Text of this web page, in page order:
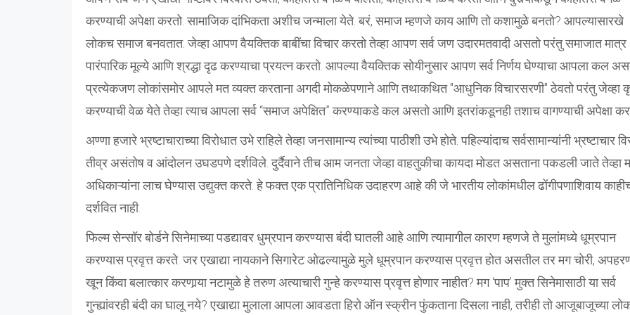
करण्याची अपेक्षा करतो. सामाजिक दांभिकता अशीच जन्माला येते. बरं, समाज म्हणजे काय आणि तो कशामुळे बनतो? आपल्यासारखे
लोकच समाज बनवतात. जेव्हा आपण वैयक्तिक बाबींचा विचार करतो तेव्हा आपण सर्व जण उदारमतवादी असतो परंतु समाजात मात्र
पारंपारिक मूल्ये आणि श्रद्धा दृढ करण्याचा प्रयत्न करतो. आपल्या वैयक्तिक सोयीनुसार आपण सर्व निर्णय घेण्याचा आपला कल
प्रत्येकजण लोकांसमोर आपले मत व्यक्त करताना अगदी मोकळेपणाने आणि तथाकथित "आधुनिक विचारसरणी" ठेवतो परंतु जेव्हा
करण्याची वेळ येते तेव्हा त्याच आपला सर्व “समाज अपेक्षित” करण्याकडे कल असतो आणि इतरांकडूनही तशाच वागण्याची अपेक्षा
अण्णा हजारे भ्रष्टाचाराच्या विरोधात उभे राहिले तेव्हा जनसामान्य त्यांच्या पाठीशी उभे होते. पहिल्यांदाच सर्वसामान्यांनी भ्रष्टाचार
तीव्र असंतोष व आंदोलन उघडपणे दर्शविले. दुर्दैवाने तीच आम जनता जेव्हा वाहतुकीचा कायदा मोडत असताना पकडली जाते तेव्हा
अधिकाऱ्यांना लाच घेण्यास उद्युक्त करते. हे फक्त एक प्रातिनिधिक उदाहरण आहे की जे भारतीय लोकांमधील ढोंगीपणाशिवाय
दर्शवित नाही.
फिल्म सेन्सॉर बोर्डने सिनेमाच्या पडद्यावर धुम्रपान करण्यास बंदी घातली आहे आणि त्यामागील कारण म्हणजे ते मुलांमध्ये धूम्रपान
करण्यास प्रवृत्त करते. जर एखाद्या नायकाने सिगारेट ओढल्यामुळे मुले धूम्रपान करण्यास प्रवृत्त होत असतील तर मग चोरी,
खून किंवा बलात्कार करणार्‍या नटामुळे हे तरुण अत्याचारी गुन्हे करण्यास प्रवृत्त होणार नाहीत? मग ‘पाप’ मुक्त सिनेमासाठी या सर्व
गुन्ह्यांवरही बंदी का घालू नये? एखाद्या मुलाला आपला आवडता हिरो ऑन स्क्रीन फुंकताना दिसला नाही, तरीही तो आजूबाजूच्या